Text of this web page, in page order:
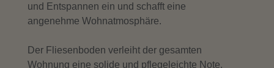
und Entspannen ein und schafft eine
angenehme Wohnatmosphäre.
Der Fliesenboden verleiht der gesamten
Wohnung eine solide und pflegeleichte Note.